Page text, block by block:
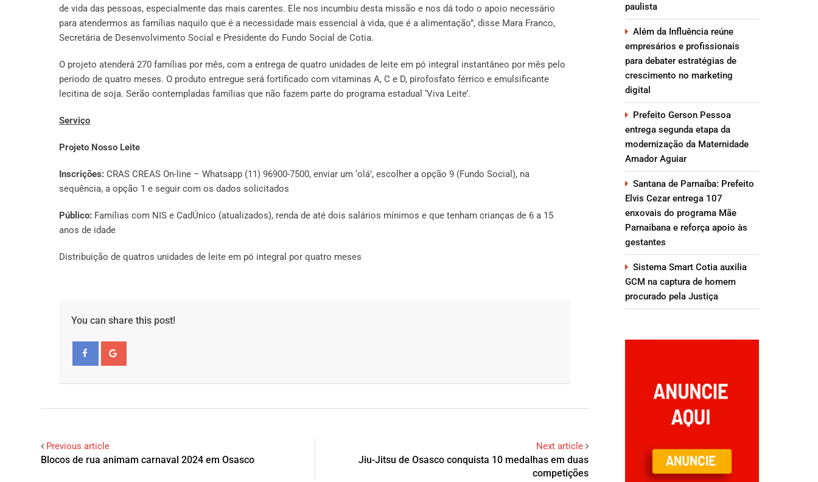
de vida das pessoas, especialmente das mais carentes. Ele nos incumbiu desta missão e nos dá todo o apoio necessário
para atendermos as famílias naquilo que é a necessidade mais essencial à vida, que é a alimentação”, disse Mara Franco,
Secretária de Desenvolvimento Social e Presidente do Fundo Social de Cotia.
O projeto atenderá 270 famílias por mês, com a entrega de quatro unidades de leite em pó integral instantâneo por mês pelo
período de quatro meses. O produto entregue será fortificado com vitaminas A, C e D, pirofosfato férrico e emulsificante
lecitina de soja. Serão contempladas famílias que não fazem parte do programa estadual ‘Viva Leite’.
Serviço
Projeto Nosso Leite
Inscrições: CRAS CREAS On-line – Whatsapp (11) 96900-7500, enviar um ‘olá’, escolher a opção 9 (Fundo Social), na
sequência, a opção 1 e seguir com os dados solicitados
Público: Famílias com NIS e CadÚnico (atualizados), renda de até dois salários mínimos e que tenham crianças de 6 a 15
anos de idade
Distribuição de quatros unidades de leite em pó integral por quatro meses
You can share this post!
Previous article
Blocos de rua animam carnaval 2024 em Osasco
Next article
Jiu-Jitsu de Osasco conquista 10 medalhas em duas
competições
paulista
Além da Influência reúne
empresários e profissionais
para debater estratégias de
crescimento no marketing
digital
Prefeito Gerson Pessoa
entrega segunda etapa da
modernização da Maternidade
Amador Aguiar
Santana de Parnaíba: Prefeito
Elvis Cezar entrega 107
enxovais do programa Mãe
Parnaibana e reforça apoio às
gestantes
Sistema Smart Cotia auxilia
GCM na captura de homem
procurado pela Justiça